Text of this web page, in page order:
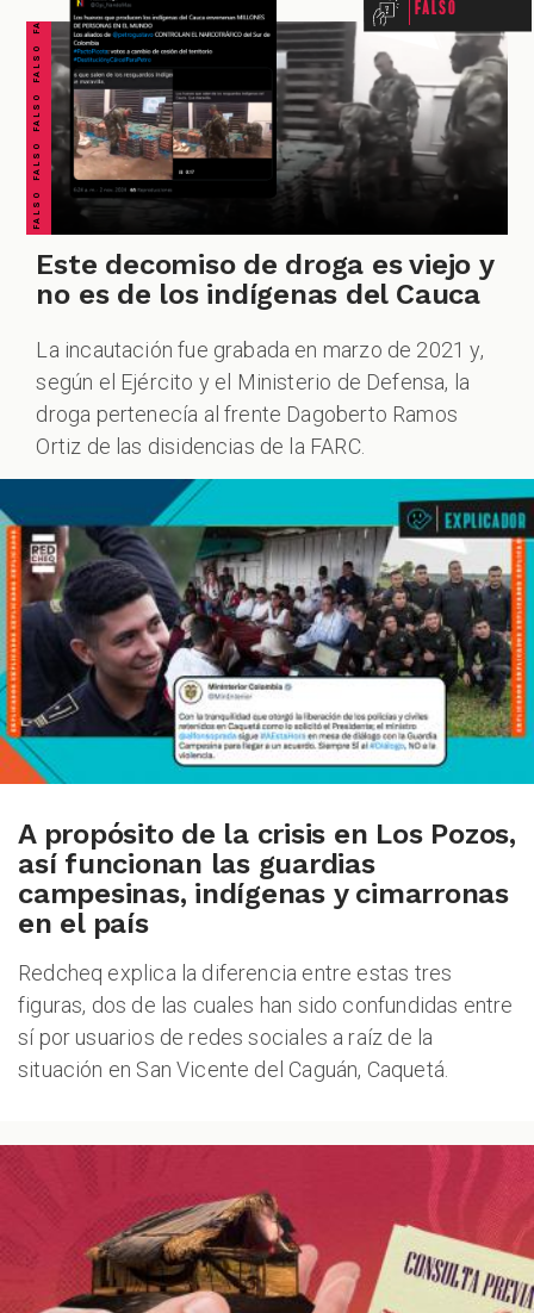
ZOOM
Falso
Este decomiso de droga es viejo y
no es de los indígenas del Cauca
La incautación fue grabada en marzo de 2021 y,
según el Ejército y el Ministerio de Defensa, la
droga pertenecía al frente Dagoberto Ramos
Ortiz de las disidencias de la FARC.
A propósito de la crisis en Los Pozos,
así funcionan las guardias
campesinas, indígenas y cimarronas
en el país
Redcheq explica la diferencia entre estas tres
figuras, dos de las cuales han sido confundidas entre
sí por usuarios de redes sociales a raíz de la
situación en San Vicente del Caguán, Caquetá.